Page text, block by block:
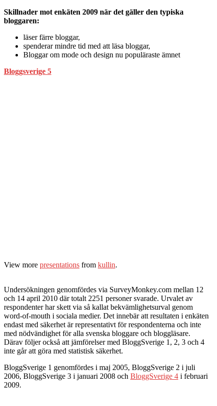
Skillnader mot enkäten 2009 när det gäller den typiska
bloggaren:
läser färre bloggar,
spenderar mindre tid med att läsa bloggar,
Bloggar om mode och design nu populäraste ämnet
Bloggsverige 5
View more presentations from kullin.
Undersökningen genomfördes via SurveyMonkey.com mellan 12
och 14 april 2010 där totalt 2251 personer svarade. Urvalet av
respondenter har skett via så kallat bekvämlighetsurval genom
word-of-mouth i sociala medier. Det innebär att resultaten i enkäten
endast med säkerhet är representativt för respondenterna och inte
med nödvändighet för alla svenska bloggare och bloggläsare.
Därav följer också att jämförelser med BloggSverige 1, 2, 3 och 4
inte går att göra med statistisk säkerhet.
BloggSverige 1 genomfördes i maj 2005, BloggSverige 2 i juli
2006, BloggSverige 3 i januari 2008 och BloggSverige 4 i februari
2009.